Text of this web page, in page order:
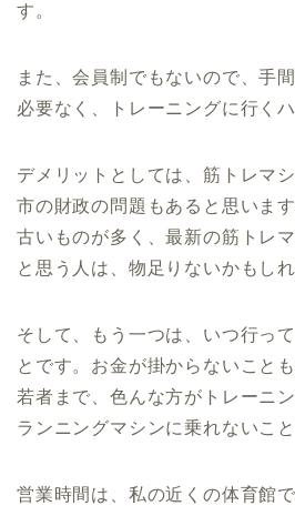
す。
また、会員制でもないので、手
必要なく、トレーニングに行く
デメリットとしては、筋トレマ
市の財政の問題もあると思いま
古いものが多く、最新の筋トレ
と思う人は、物足りないかもしれ
そして、もう一つは、いつ行っ
とです。お金が掛からないこと
若者まで、色んな方がトレーニ
ランニングマシンに乗れないこ
営業時間は、私の近くの体育館